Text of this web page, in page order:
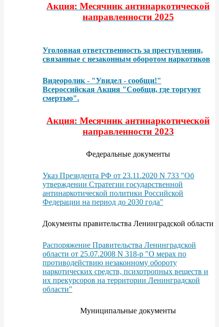
Акция: Месячник антинаркотической
направленности 2025
Уголовная ответственность за преступления,
связанные с незаконным оборотом наркотиков
Видеоролик - "Увидел - сообщи!"
Всероссийская Акция "Сообщи, где торгуют
смертью".
Акция: Месячник антинаркотической
направленности 2023
Федеральные документы
Указ Президента РФ от 23.11.2020 N 733 "Об
утверждении Стратегии государственной
антинаркотической политики Российской
Федерации на период до 2030 года"
Документы правительства Ленинградской области
Распоряжение Правительства Ленинградской
области от 25.07.2008 N 318-р "О мерах по
противодействию незаконному обороту
наркотических средств, психотропных веществ и
их прекурсоров на территории Ленинградской
области"
Муниципальные документы